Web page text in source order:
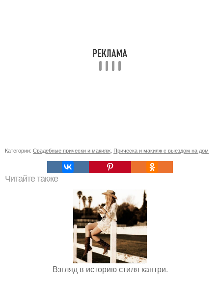
Категории: Свадебные прически и макияж Прическа и макияж с выездом на дом
Читайте также
Взгляд в историю стиля кантри.